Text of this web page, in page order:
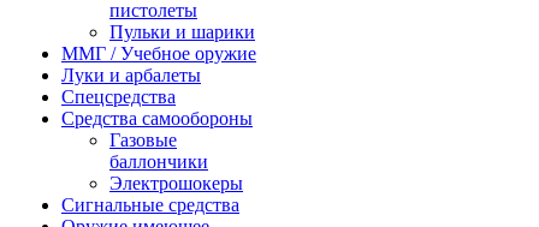
пистолеты
Пульки и шарики
ММГ / Учебное оружие
Луки и арбалеты
Спецсредства
Средства самообороны
Газовые
баллончики
Электрошокеры
Сигнальные средства